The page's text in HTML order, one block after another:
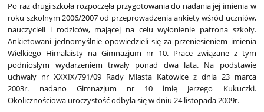
Po raz drugi szkoła rozpoczęła przygotowania do nadania jej imienia w
roku szkolnym 2006/2007 od przeprowadzenia ankiety wśród uczniów,
nauczycieli i rodziców, mającej na celu wyłonienie patrona szkoły.
Ankietowani jednomyślnie opowiedzieli się za przeniesieniem imienia
Wielkiego Himalaisty na Gimnazjum nr 10. Prace związane z tym
podniosłym wydarzeniem trwały ponad dwa lata. Na podstawie
uchwały nr XXXIX/791/09 Rady Miasta Katowice z dnia 23 marca
2003r. nadano Gimnazjum nr 10 imię Jerzego Kukuczki.
Okolicznościowa uroczystość odbyła się w dniu 24 listopada 2009r.